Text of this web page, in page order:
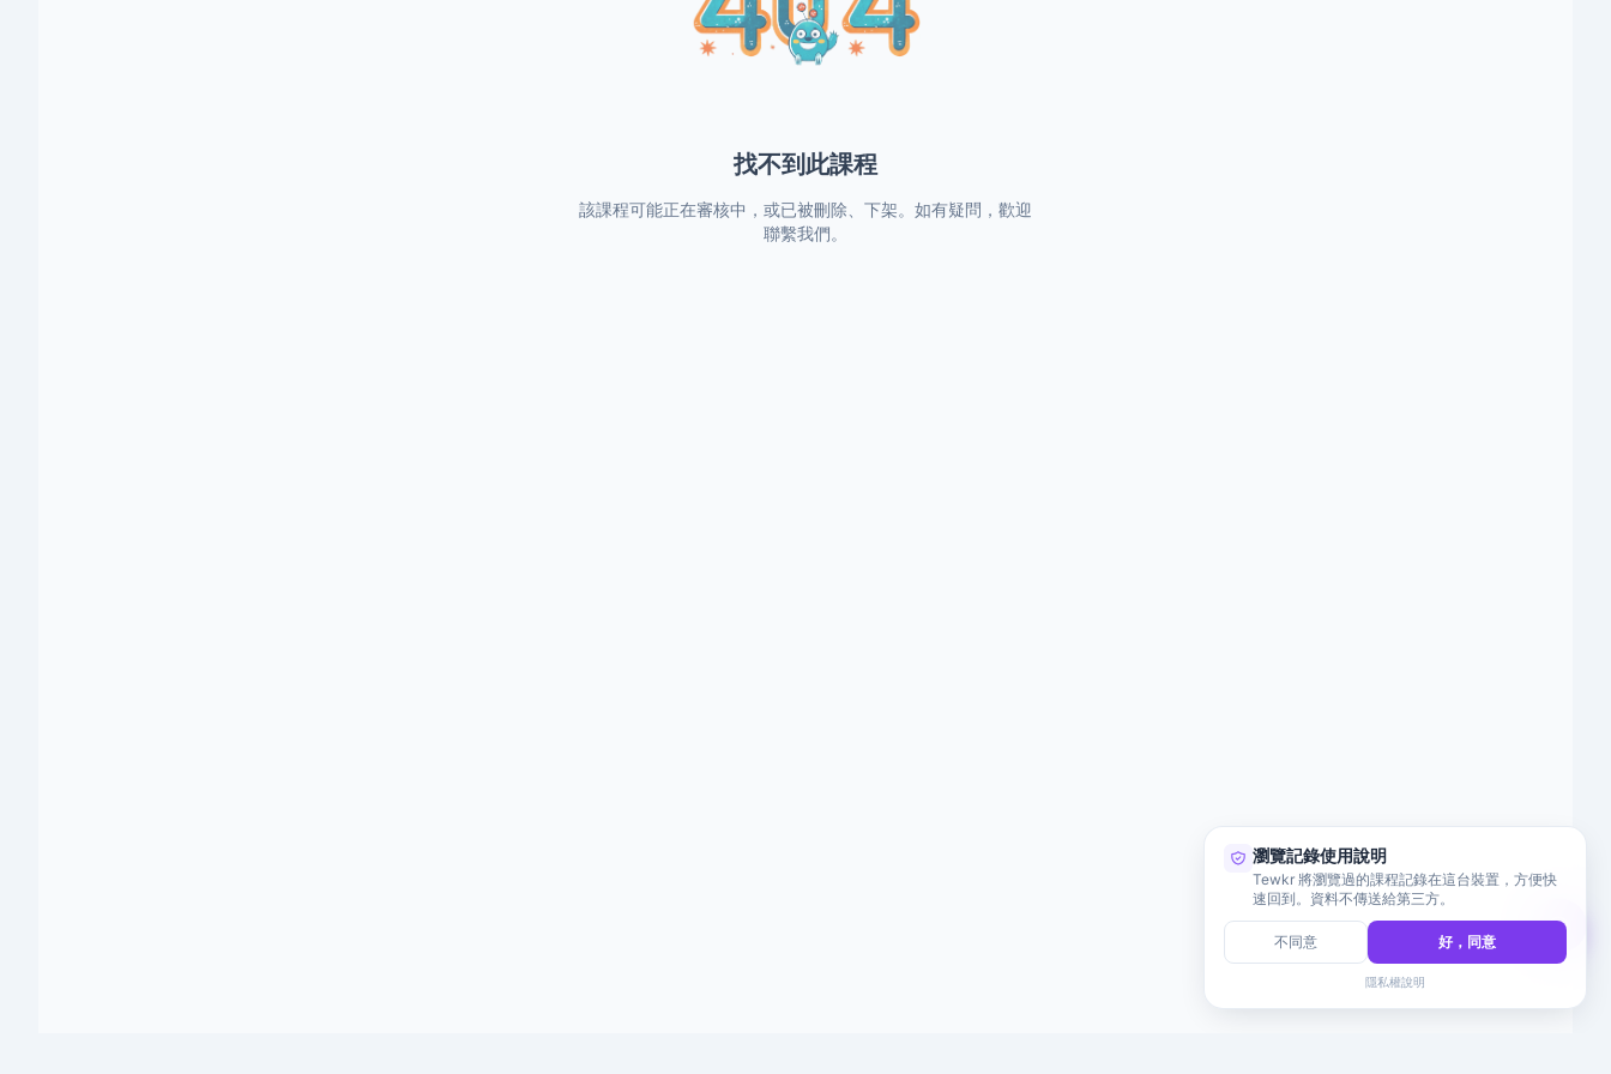
找不到此課程
該課程可能正在審核中，或已被刪除、下架。如有疑問，歡迎
聯繫我們。
瀏覽記錄使用說明
Tewkr 將瀏覽過的課程記錄在這台裝置，方便快
速回到。資料不傳送給第三方。
不同意 好，同意
隱私權說明